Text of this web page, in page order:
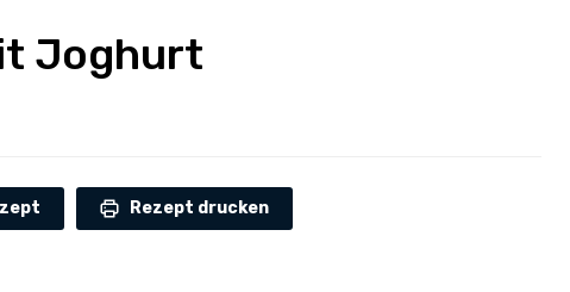
Joghurt
Rezept drucken